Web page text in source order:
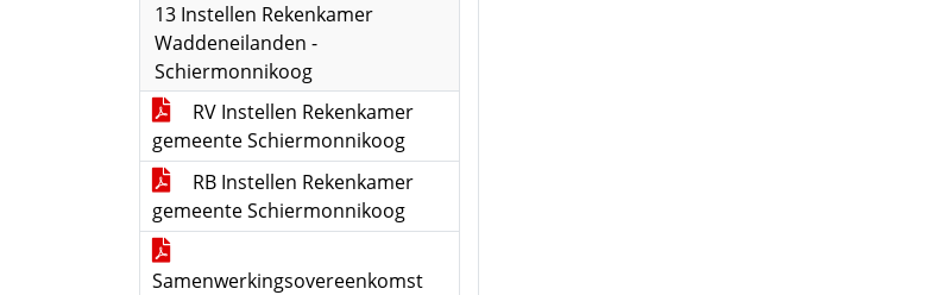
13 Instellen Rekenkamer
Waddeneilanden -
Schiermonnikoog
RV Instellen Rekenkamer
gemeente Schiermonnikoog
RB Instellen Rekenkamer
gemeente Schiermonnikoog
Samenwerkingsovereenkomst